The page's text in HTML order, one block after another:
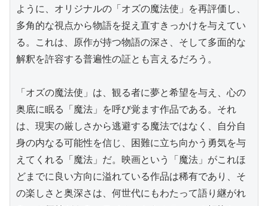
ように、オリジナルの「オズの魔法使」を再評価し、
多角的な視点から物語を捉え直すきっかけを与えてい
る。これは、原作が持つ物語の深さ、そして多面的な
解釈を許容する普遍性の証とも言えるだろう。
「オズの魔法使」は、観る者に夢と希望を与え、心の
奥底に眠る「魔法」を呼び覚ます作品である。それ
は、現実の厳しさから逃避する魔法ではなく、自分自
身の内なる可能性を信じ、困難に立ち向かう勇気を与
えてくれる「魔法」だ。映画という「魔法」がこれほ
どまでに良い方向に溢れている作品は稀有であり、そ
の楽しさと奥深さは、何世代にもわたって語り継がれ